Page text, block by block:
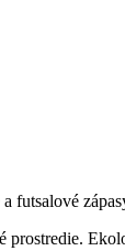
futsalové